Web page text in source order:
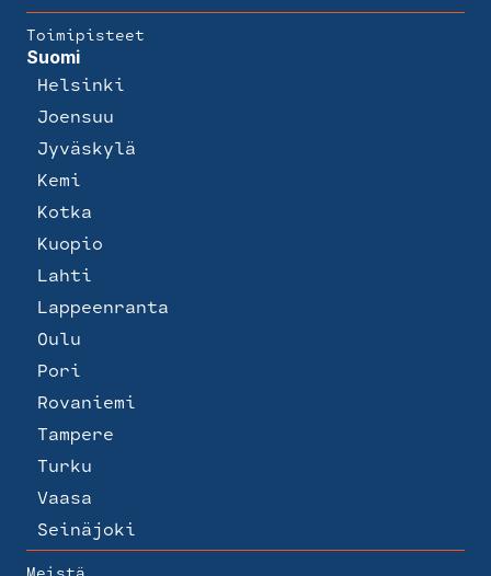
Toimipisteet
Suomi
Helsinki
Joensuu
Jyväskylä
Kemi
Kotka
Kuopio
Lahti
Lappeenranta
Oulu
Pori
Rovaniemi
Tampere
Turku
Vaasa
Seinäjoki